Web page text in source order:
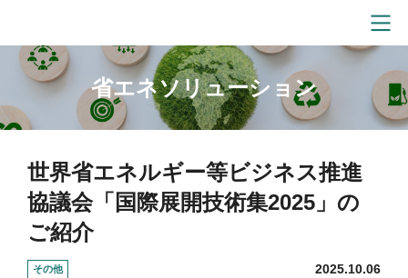
省エネソリューション
世界省エネルギー等ビジネス推進
協議会「国際展開技術集2025」の
ご紹介
その他 2025.10.06